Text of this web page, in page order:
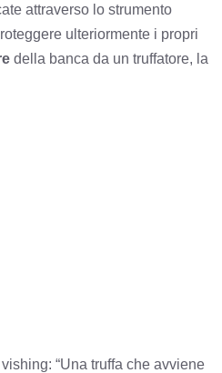
attraverso lo strumento
ulteriormente i propri
della banca da un truffatore, la
“Una truffa che avviene